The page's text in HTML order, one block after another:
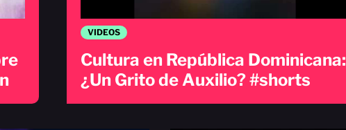
VIDEOS
Cultura en República Dominicana:
¿Un Grito de Auxilio? #shorts